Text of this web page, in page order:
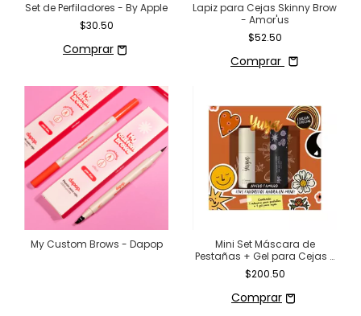
Set de Perfiladores - By Apple
$30.50
Lapiz para Cejas Skinny Brow
- Amor'us
$52.50
Comprar
My Custom Brows - Dapop
Mini Set Máscara de
Pestañas + Gel para Cejas -
Yuya
$200.50